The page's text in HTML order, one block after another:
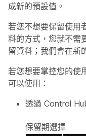
成新的預設值。
若您不想要保留使用
料的方式，您就不需
留資料；我們會在新
若您想要掌控您的使
可以使用：
透過 Control
保留期選擇